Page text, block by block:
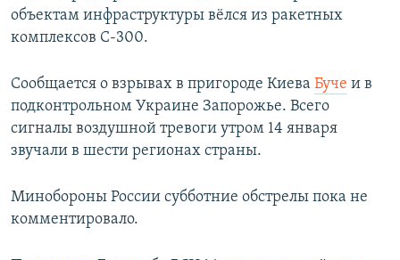
объектам инфраструктуры вёлся из ракетных
комплексов С-300.
Сообщается о взрывах в пригороде Киева Буче и в
подконтрольном Украине Запорожье. Всего
сигналы воздушной тревоги утром 14 января
звучали в шести регионах страны.
Минобороны России субботние обстрелы пока не
комментировало.